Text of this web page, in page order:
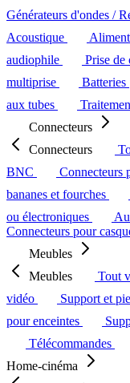
Générateurs d'ondes /
Acoustique
audiophile
Prise de
multiprise
Batteries
aux tubes
Connecteurs
Connecteurs
BNC
Connecteurs
bananes et fourches
ou électroniques
Connecteurs pour
Meubles
Meubles
Tout
vidéo
Support et
pour enceintes
Télécommandes
Home-cinéma